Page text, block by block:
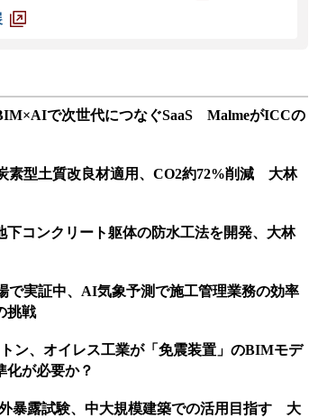
で次世代につなぐSaaS MalmeがICCの
素型土質改良材適用、CO2約72%削減 大林
下コンクリート躯体の防水工法を開発、大林
で実証中、AI気象予測で施工管理業務の効率
挑戦
ン、オイレス工業が「免震装置」のBIMモデ
が必要か？
暴露試験、中大規模建築での活用目指す 大